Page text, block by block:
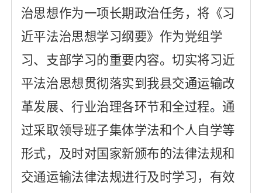
治思想作为一项长期政治任务，将《习
近平法治思想学习纲要》作为党组学
习、支部学习的重要内容。切实将习近
平法治思想贯彻落实到我县交通运输改
革发展、行业治理各环节和全过程。 通
过采取领导班子集体学法和个人自学等
形式，及时对国家新颁布的法律法规和
交通运输法律法规进行及时学习，有效